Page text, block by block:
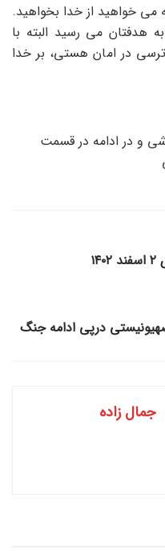
می خواهید از خدا بخواهید.
هدفتان می رسید البته با
در امان هستی، بر خدا
و در ادامه در قسمت
جمال زاده